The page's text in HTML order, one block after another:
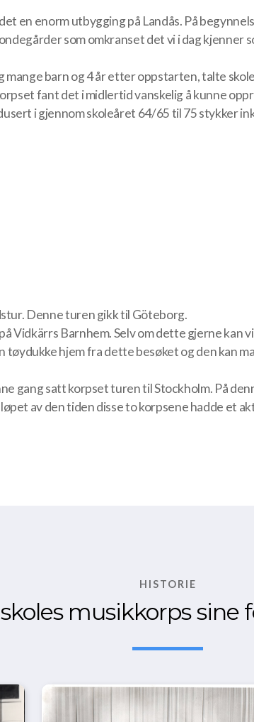
en enorm utbygging på Landås. På
som omkranset det vi i dag kjenner
barn og 4 år etter oppstarten, talte
fant det i midlertid vanskelig å kunne
i gjennom skoleåret 64/65 til 75 stykker
Denne turen gikk til Göteborg.
Vidkärrs Barnhem. Selv om dette gjerne kan
hjem fra dette besøket og den kan
gang satt korpset turen til Stockholm. På
av den tiden disse to korpsene hadde et
HISTORIE
musikkorps